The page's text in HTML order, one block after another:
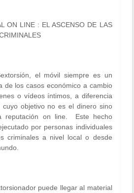
ON LINE : EL ASCENSO DE LAS
el móvil siempre es un
de los casos económico a cambio
o vídeos íntimos, a diferencia
objetivo no es el dinero sino
reputación on line. Este hecho
por personas individuales
criminales a nivel local o desde
puede llegar al material